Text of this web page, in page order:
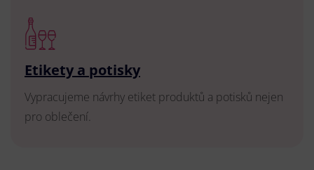
Etikety a potisky
Vypracujeme návrhy etiket produktů a potisků nejen
pro oblečení.